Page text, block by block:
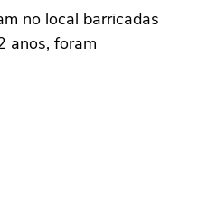
no local barricadas
anos, foram